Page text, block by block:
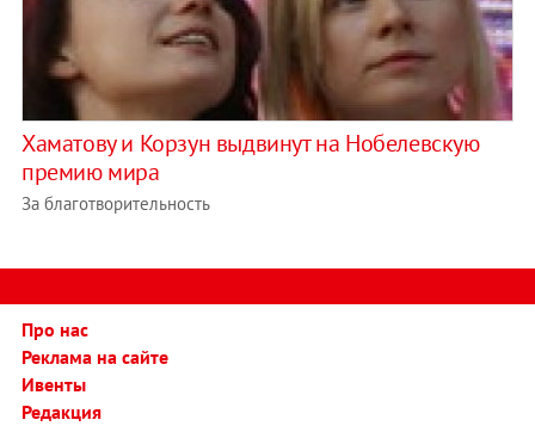
Хаматову и Корзун выдвинут на Нобелевскую
премию мира
За благотворительность
Про нас
Реклама на сайте
Ивенты
Редакция